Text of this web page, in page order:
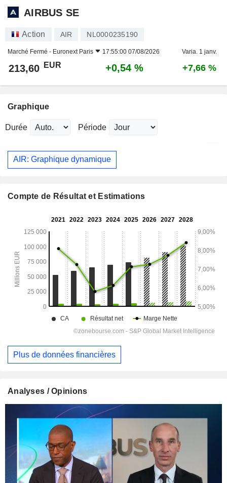
AIRBUS SE
Action AIR NL0000235190
Marché Fermé - Euronext Paris 17:55:00 07/08/2026 Varia. 1 janv.
213,60 EUR +0,54 % +7,66 %
Graphique
Durée Période
AIR: Graphique dynamique
Compte de Résultat et Estimations
Plus de données financières
Analyses / Opinions